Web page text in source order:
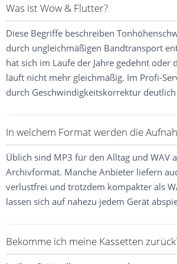
Was ist Wow & Flutter?
Diese Begriffe beschreiben
durch ungleichmäßigen Bandtransport
hat sich im Laufe der Jahre gedehnt oder
läuft nicht mehr gleichmäßig. Im Profi-
durch Geschwindigkeitskorrektur
In welchem Format werden die
Üblich sind MP3 für den Alltag und WAV
Archivformat. Manche Anbieter liefern
verlustfrei und trotzdem kompakter als
lassen sich auf nahezu jedem Gerät
Bekomme ich meine Kassetten